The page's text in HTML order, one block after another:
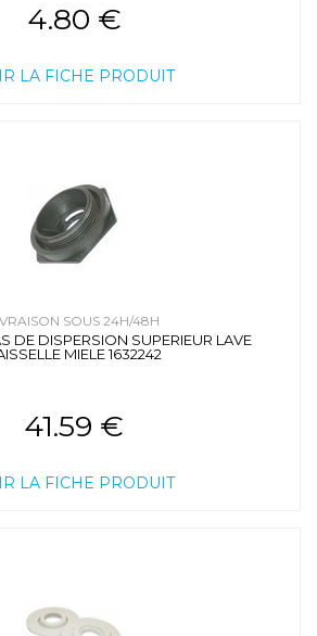
4.80 €
LA FICHE PRODUIT
SOUS 24H/48H
DE DISPERSION SUPERIEUR LAVE
MIELE 1632242
41.59 €
LA FICHE PRODUIT